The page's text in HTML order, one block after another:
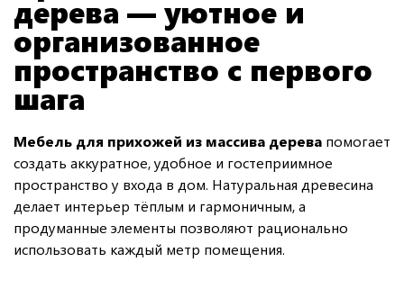
дерева — уютное и
организованное
пространство с первого
шага
Мебель для прихожей из массива дерева помогает
создать аккуратное, удобное и гостеприимное
пространство у входа в дом. Натуральная древесина
делает интерьер тёплым и гармоничным, а
продуманные элементы позволяют рационально
использовать каждый метр помещения.